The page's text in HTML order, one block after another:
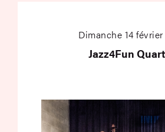
Dimanche 14 février
Jazz4Fun